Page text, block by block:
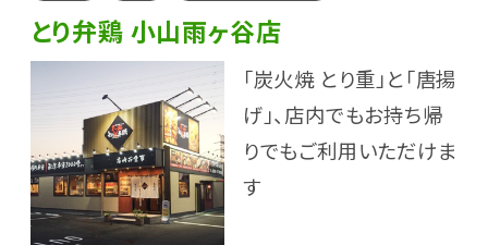
とり弁鶏 小山雨ヶ谷店
「炭火焼 とり重」と「唐揚
げ」、店内でもお持ち帰
りでもご利用いただけま
す